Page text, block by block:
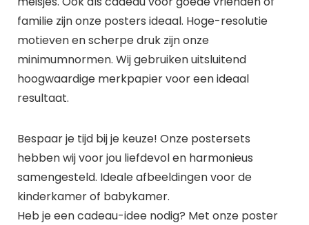
familie zijn onze posters ideaal. Hoge-resolutie
motieven en scherpe druk zijn onze
minimumnormen. Wij gebruiken uitsluitend
hoogwaardige merkpapier voor een ideaal
resultaat.
Bespaar je tijd bij je keuze! Onze postersets
hebben wij voor jou liefdevol en harmonieus
samengesteld. Ideale afbeeldingen voor de
kinderkamer of babykamer.
Heb je een cadeau-idee nodig? Met onze poster